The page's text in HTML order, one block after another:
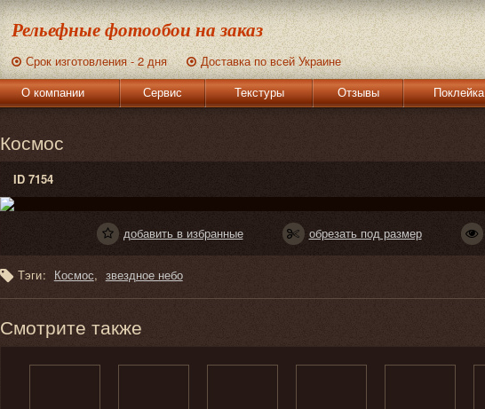
Рельефные фотообои на заказ
Срок изготовления - 2 дня Доставка по всей Украине
О компании Сервис Текстуры Отзывы Поклейка
Космос
ID 7154
добавить в избранные обрезать под размер
Тэги: Космос звездное небо
Смотрите также